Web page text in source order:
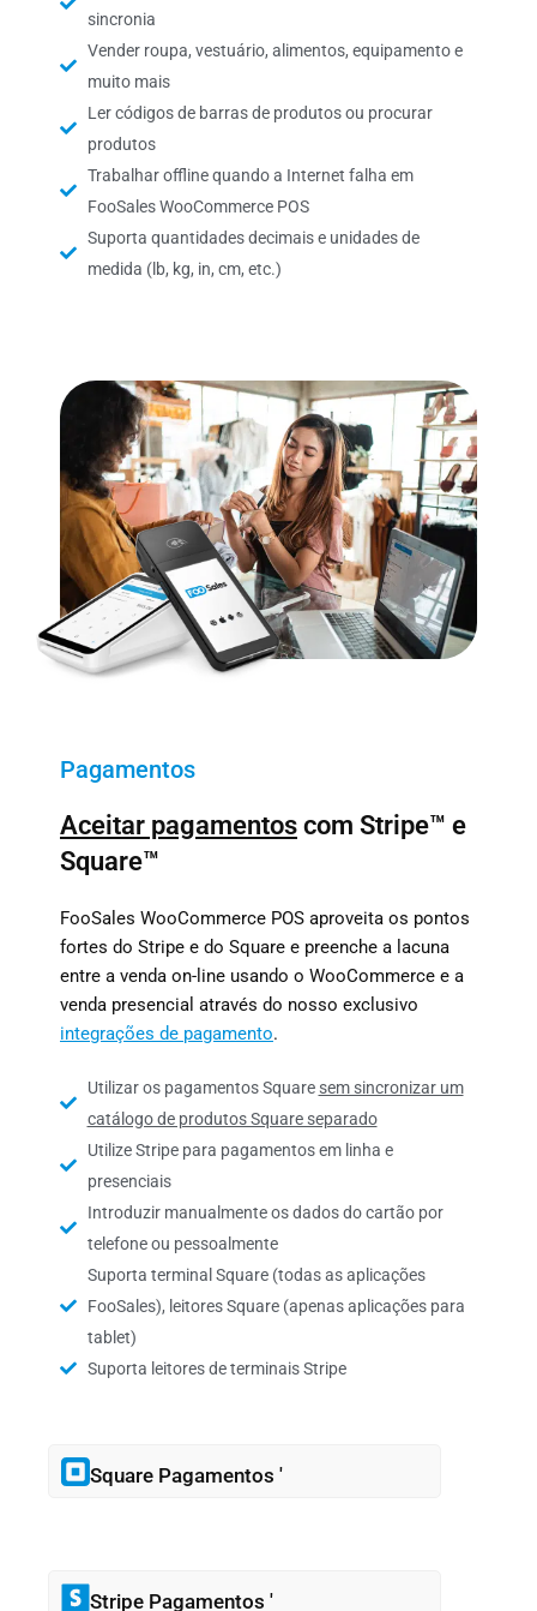
sincronia
Vender roupa, vestuário, alimentos, equipamento e
muito mais
Ler códigos de barras de produtos ou procurar
produtos
Trabalhar offline quando a Internet falha em
FooSales WooCommerce POS
Suporta quantidades decimais e unidades de
medida (lb, kg, in, cm, etc.)
Pagamentos
Aceitar pagamentos com Stripe™ e
Square™
FooSales WooCommerce POS aproveita os pontos
fortes do Stripe e do Square e preenche a lacuna
entre a venda on-line usando o WooCommerce e a
venda presencial através do nosso exclusivo
integrações de pagamento.
Utilizar os pagamentos Square sem sincronizar um
catálogo de produtos Square separado
Utilize Stripe para pagamentos em linha e
presenciais
Introduzir manualmente os dados do cartão por
telefone ou pessoalmente
Suporta terminal Square (todas as aplicações
FooSales), leitores Square (apenas aplicações para
tablet)
Suporta leitores de terminais Stripe
Square Pagamentos '
Stripe Pagamentos '